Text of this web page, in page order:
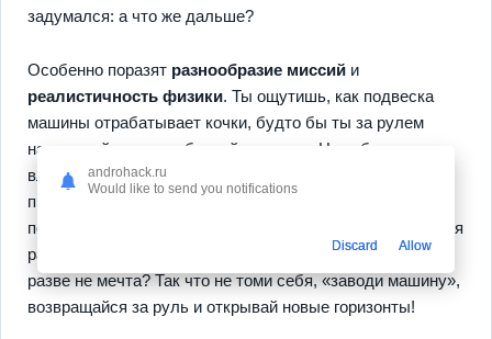
задумался: а что же дальше?
Особенно поразят разнообразие миссий и
реалистичность физики. Ты ощутишь, как подвеска
машины отрабатывает кочки, будто бы ты за рулем
настоящий дорожно-боевой единицы. Не забудь про
влияние твоих решений на скорость и стиль
прохождения — уникальная
позволяет накапливать опыт и бонусы. Поддерживаются
разные платформы, включая оффлайн-режим — а это
разве не мечта? Так что не томи себя, «заводи машину»,
возвращайся за руль и открывай новые горизонты!
androhack.ru
Would like to send you notifications
Discard Allow